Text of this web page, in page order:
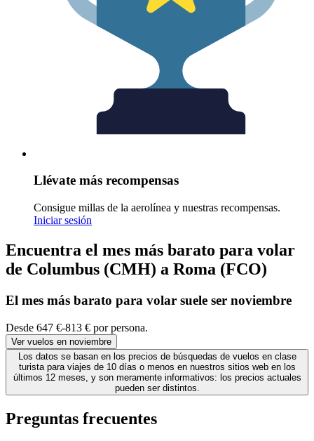
Llévate más recompensas
Consigue millas de la aerolínea y nuestras recompensas.
Iniciar sesión
Encuentra el mes más barato para volar
de Columbus (CMH) a Roma (FCO)
El mes más barato para volar suele ser noviembre
Desde 647 €-813 € por persona.
Ver vuelos en noviembre
Los datos se basan en los precios de búsquedas de vuelos en clase
turista para viajes de 10 días o menos en nuestros sitios web en los
últimos 12 meses, y son meramente informativos: los precios actuales
pueden ser distintos.
Preguntas frecuentes